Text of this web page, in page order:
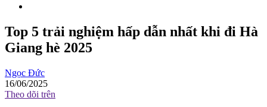
Top 5 trải nghiệm hấp dẫn nhất khi đi Hà
Giang hè 2025
Ngọc Đức
16/06/2025
Theo dõi trên